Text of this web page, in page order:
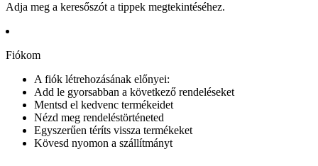
Adja meg a keresőszót a tippek megtekintéséhez.
Fiókom
A fiók létrehozásának előnyei:
Add le gyorsabban a következő rendeléseket
Mentsd el kedvenc termékeidet
Nézd meg rendeléstörténeted
Egyszerűen téríts vissza termékeket
Kövesd nyomon a szállítmányt